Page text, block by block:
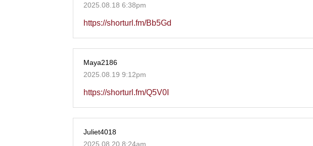
2025.08.18 6:38pm
https://shorturl.fm/Bb5Gd
Maya2186
2025.08.19 9:12pm
https://shorturl.fm/Q5V0I
Juliet4018
2025.08.20 8:24am